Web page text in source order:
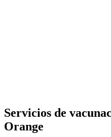
Servicios de
Orange